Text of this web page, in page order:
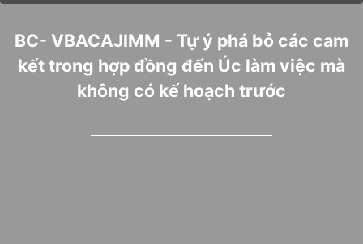
BC- VBACAJIMM - Tự ý phá bỏ các cam
kết trong hợp đồng đến Úc làm việc mà
không có kế hoạch trước